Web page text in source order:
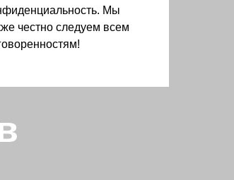
Мы
честно следуем всем